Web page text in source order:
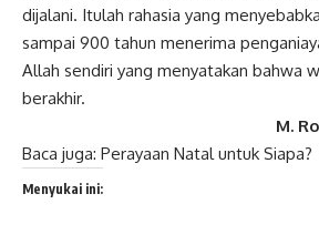
dijalani. Itulah rahasia yang
sampai 900 tahun menerima
Allah sendiri yang menyatakan bahwa
berakhir.
M.
Baca juga: Perayaan Natal untuk Siapa?
Menyukai ini: